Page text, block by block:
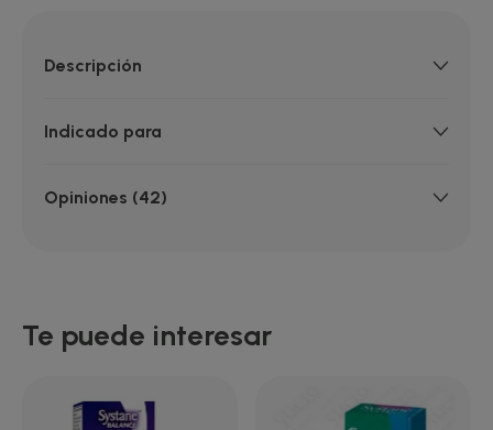
Descripción
Indicado para
Opiniones (42)
Te puede interesar